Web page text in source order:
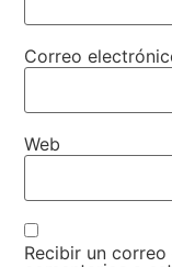
Correo
Web
Recibir un